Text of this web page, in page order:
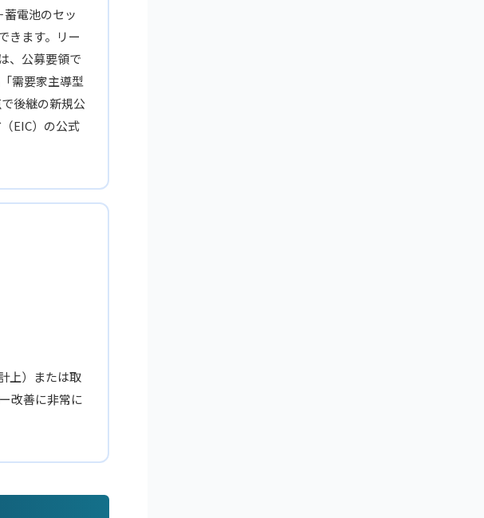
電池のセッ
きます。リー
、公募要領で
需要家主導型
後継の新規公
EIC）の公式
上）または取
改善に非常に